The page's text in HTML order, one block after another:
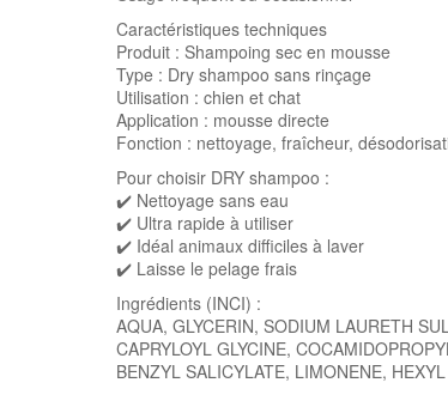
Caractéristiques techniques
Produit : Shampoing sec en mousse
Type : Dry shampoo sans rinçage
Utilisation : chien et chat
Application : mousse directe
Fonction : nettoyage, fraîcheur,
Pour choisir DRY shampoo :
✔️ Nettoyage sans eau
✔️ Ultra rapide à utiliser
✔️ Idéal animaux difficiles à laver
✔️ Laisse le pelage frais
Ingrédients (INCI) :
AQUA, GLYCERIN, SODIUM LAURETH
CAPRYLOYL GLYCINE,
BENZYL SALICYLATE, LIMONENE,